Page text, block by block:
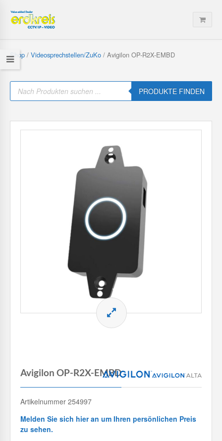
Shop / Videosprechstellen/ZuKo / Avigilon OP-R2X-EMBD
P
o
PRODUKTE FINDEN
Avigilon OP-R2X-EMBD
Artikelnummer 254997
Melden Sie sich hier an um Ihren persönlichen Preis
zu sehen.